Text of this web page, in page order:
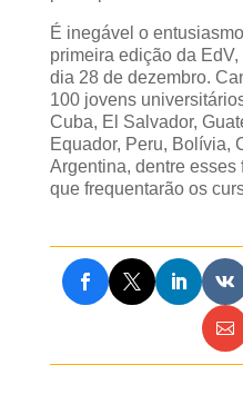
É inegável o
primeira edição da
dia 28 de dezembro.
100 jovens
Cuba, El Salvador,
Equador, Peru, Bolívia,
Argentina, dentre
que frequentarão os